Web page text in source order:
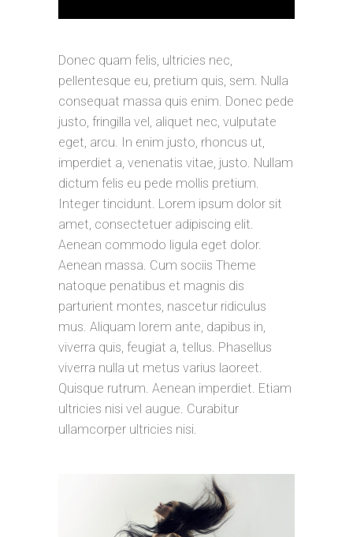
Donec quam felis, ultricies nec,
pellentesque eu, pretium quis, sem. Nulla
consequat massa quis enim. Donec pede
justo, fringilla vel, aliquet nec, vulputate
eget, arcu. In enim justo, rhoncus ut,
imperdiet a, venenatis vitae, justo. Nullam
dictum felis eu pede mollis pretium.
Integer tincidunt. Lorem ipsum dolor sit
amet, consectetuer adipiscing elit.
Aenean commodo ligula eget dolor.
Aenean massa. Cum sociis Theme
natoque penatibus et magnis dis
parturient montes, nascetur ridiculus
mus. Aliquam lorem ante, dapibus in,
viverra quis, feugiat a, tellus. Phasellus
viverra nulla ut metus varius laoreet.
Quisque rutrum. Aenean imperdiet. Etiam
ultricies nisi vel augue. Curabitur
ullamcorper ultricies nisi.